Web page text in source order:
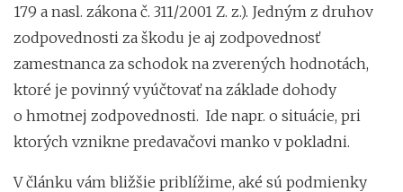
179 a nasl. zákona č. 311/2001 Z. z.). Jedným z druhov
zodpovednosti za škodu je aj zodpovednosť
zamestnanca za schodok na zverených hodnotách,
ktoré je povinný vyúčtovať na základe dohody
o hmotnej zodpovednosti. Ide napr. o situácie, pri
ktorých vznikne predavačovi manko v pokladni.
V článku vám bližšie priblížime, aké sú podmienky